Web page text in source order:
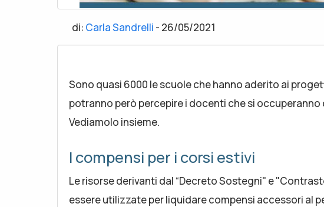
di: Carla Sandrelli - 26/05/2021
Sono quasi 6000 le scuole che hanno aderito ai
potranno però percepire i docenti che si occuperanno
Vediamolo insieme.
I compensi per i corsi estivi
Le risorse derivanti dal “Decreto Sostegni" e
essere utilizzate per liquidare compensi accessori al